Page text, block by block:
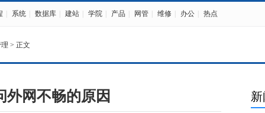
系统 数据库 建站 学院 产品 网管 维修 办公 热点
> 正文
外网不畅的原因